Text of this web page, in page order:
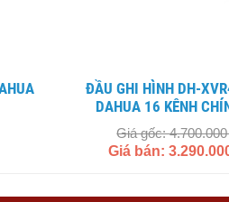
ĐẦU GHI HÌNH DH-XVR4116HS-X
DAHUA 16 KÊNH
Giá gốc:
Giá bán: